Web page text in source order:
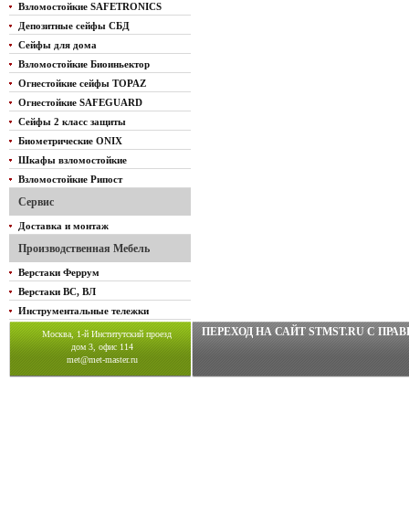
Взломостойкие SAFETRONICS
Депозитные сейфы СБД
Сейфы для дома
Взломостойкие Биоиньектор
Огнестойкие сейфы TOPAZ
Огнестойкие SAFEGUARD
Сейфы 2 класс защиты
Биометрические ONIX
Шкафы взломостойкие
Взломостойкие Рипост
Сервис
Доставка и монтаж
Производственная Мебель
Верстаки Феррум
Верстаки ВС, ВЛ
Инструментальные тележки
Москва, 1-й Институтский проезд
дом 3, офис 114
met@met-master.ru
ПЕРЕХОД НА САЙТ STMST.RU C